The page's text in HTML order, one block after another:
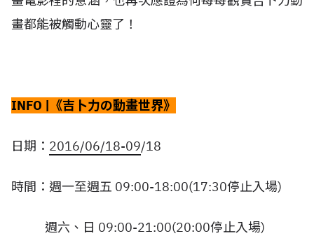
畫都能被觸動心靈了！
INFO |《吉卜力の動畫世界》
日期： 2016/06/18-09/18
時間：週一至週五 09:00-18:00(17:30停止入場)
週六、日 09:00-21:00(20:00停止入場)